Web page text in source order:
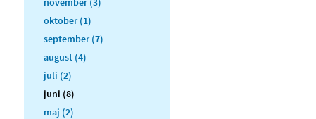
oktober (1)
september (7)
august (4)
juli (2)
juni (8)
maj (2)